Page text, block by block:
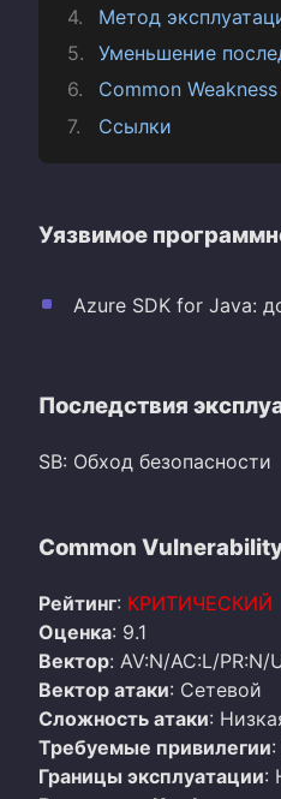
Метод
Уменьшение
Common
Ссылки
Уязвимое
Azure SDK for Java:
Последствия
SB: Обход безопасности
Common
Рейтинг: КРИТИЧЕСКИЙ
Оценка: 9.1
Вектор: AV:N/AC:L/PR:N/
Вектор атаки: Сетевой
Сложность атаки:
Требуемые привилегии
Границы эксплуатации: